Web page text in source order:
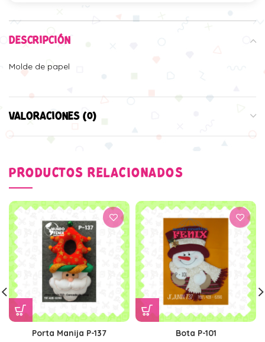
DESCRIPCIÓN
Molde de papel
VALORACIONES (0)
PRODUCTOS RELACIONADOS
Porta Manija P-137 Bota P-101